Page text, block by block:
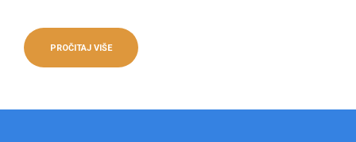
PROČITAJ VIŠE